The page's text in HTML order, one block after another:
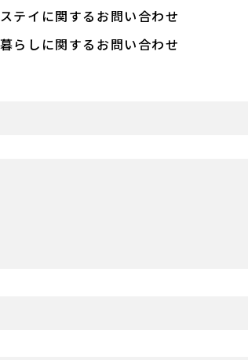
テイに関するお問い合わせ
らしに関するお問い合わせ